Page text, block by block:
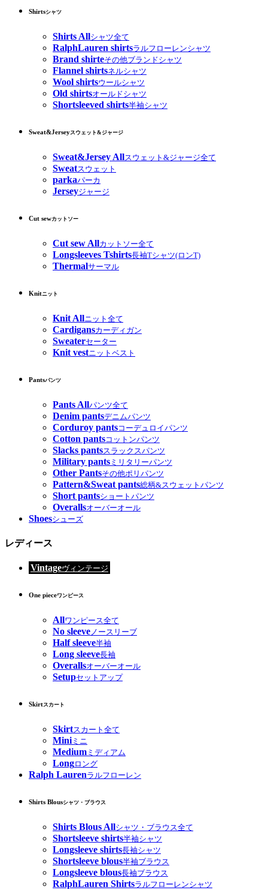
Shirtsシャツ
Shirts Allシャツ全て
RalphLauren shirtsラルフローレンシャツ
Brand shirteその他ブランドシャツ
Flannel shirtsネルシャツ
Wool shirtsウールシャツ
Old shirtsオールドシャツ
Shortsleeved shirts半袖シャツ
Sweat&Jerseyスウェット&ジャージ
Sweat&Jersey Allスウェット&ジャージ全て
Sweatスウェット
parkaパーカ
Jerseyジャージ
Cut sewカットソー
Cut sew Allカットソー全て
Longsleeves Tshirts長袖Tシャツ(ロンT)
Thermalサーマル
Knitニット
Knit Allニット全て
Cardigansカーディガン
Sweaterセーター
Knit vestニットベスト
Pantsパンツ
Pants Allパンツ全て
Denim pantsデニムパンツ
Corduroy pantsコーデュロイパンツ
Cotton pantsコットンパンツ
Slacks pantsスラックスパンツ
Military pants ミリタリーパンツ
Other Pantsその他ポリパンツ
Pattern&Sweat pants総柄&スウェットパンツ
Short pantsショートパンツ
Overallsオーバーオール
Shoesシューズ
レディース
Vintageヴィンテージ
One pieceワンピース
Allワンピース全て
No sleeveノースリーブ
Half sleeve半袖
Long sleeve長袖
Overallsオーバーオール
Setupセットアップ
Skirtスカート
Skirtスカート全て
Miniミニ
Medium ミディアム
Longロング
Ralph Laurenラルフローレン
Shirts Blousシャツ・ブラウス
Shirts Blous Allシャツ・ブラウス全て
Shortsleeve shirts半袖シャツ
Longsleeve shirts長袖シャツ
Shortsleeve blous半袖ブラウス
Longsleeve blous長袖ブラウス
RalphLauren Shirtsラルフローレンシャツ